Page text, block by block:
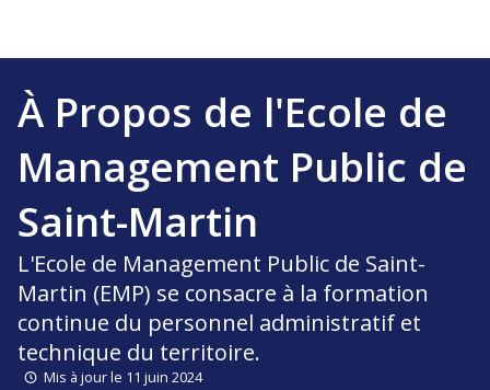
À Propos de l'Ecole de
Management Public de
Saint-Martin
L'Ecole de Management Public de Saint-
Martin (EMP) se consacre à la formation
continue du personnel administratif et
technique du territoire.
Mis à jour le 11 juin 2024